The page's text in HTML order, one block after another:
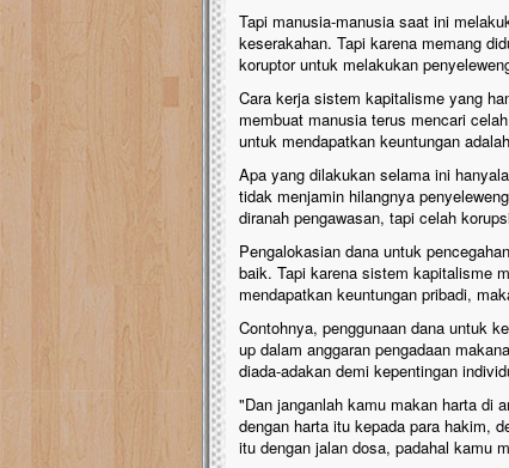
Tapi manusia-manusia saat ini
keserakahan. Tapi karena memang
koruptor untuk melakukan
Cara kerja sistem kapitalisme yang
membuat manusia terus mencari
untuk mendapatkan keuntungan
Apa yang dilakukan selama ini
tidak menjamin hilangnya
diranah pengawasan, tapi celah
Pengalokasian dana untuk
baik. Tapi karena sistem kapitalisme
mendapatkan keuntungan pribadi,
Contohnya, penggunaan dana untuk
up dalam anggaran pengadaan
diada-adakan demi kepentingan
"Dan janganlah kamu makan harta di
dengan harta itu kepada para hakim,
itu dengan jalan dosa, padahal kamu